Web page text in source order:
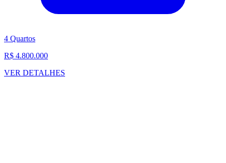
4 Quartos
R$ 4.800.000
VER DETALHES